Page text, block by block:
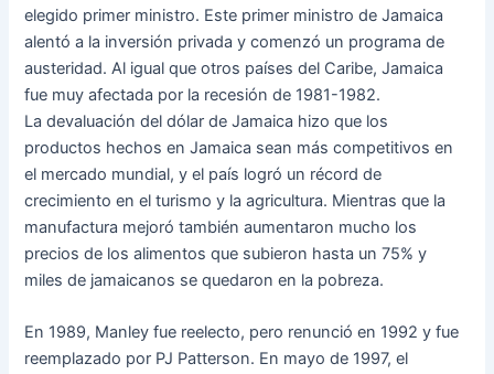
elegido primer ministro. Este primer ministro de Jamaica
alentó a la inversión privada y comenzó un programa de
austeridad. Al igual que otros países del Caribe, Jamaica
fue muy afectada por la recesión de 1981-1982.
La devaluación del dólar de Jamaica hizo que los
productos hechos en Jamaica sean más competitivos en
el mercado mundial, y el país logró un récord de
crecimiento en el turismo y la agricultura. Mientras que la
manufactura mejoró también aumentaron mucho los
precios de los alimentos que subieron hasta un 75% y
miles de jamaicanos se quedaron en la pobreza.
En 1989, Manley fue reelecto, pero renunció en 1992 y fue
reemplazado por PJ Patterson. En mayo de 1997, el